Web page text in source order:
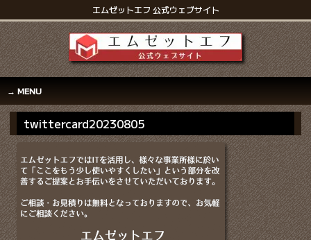
エムゼットエフ 公式ウェブサイト
MENU
twittercard20230805